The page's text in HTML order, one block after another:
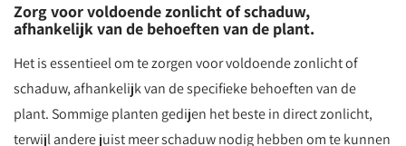
Zorg voor voldoende zonlicht of schaduw,
afhankelijk van de behoeften van de plant.
Het is essentieel om te zorgen voor voldoende zonlicht of
schaduw, afhankelijk van de specifieke behoeften van de
plant. Sommige planten gedijen het beste in direct zonlicht,
terwijl andere juist meer schaduw nodig hebben om te kunnen